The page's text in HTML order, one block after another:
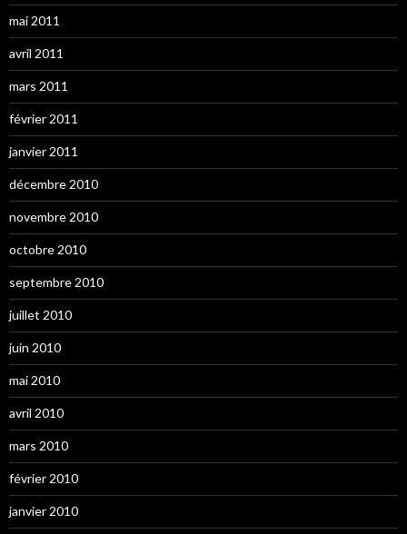
mai 2011
avril 2011
mars 2011
février 2011
janvier 2011
décembre 2010
novembre 2010
octobre 2010
septembre 2010
juillet 2010
juin 2010
mai 2010
avril 2010
mars 2010
février 2010
janvier 2010